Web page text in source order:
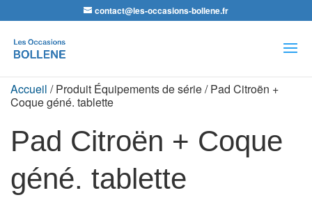
contact@les-occasions-bollene.fr
de
produits
Accueil / Produit Équipements de série / Pad Citroën +
Coque géné. tablette
Pad Citroën + Coque
géné. tablette